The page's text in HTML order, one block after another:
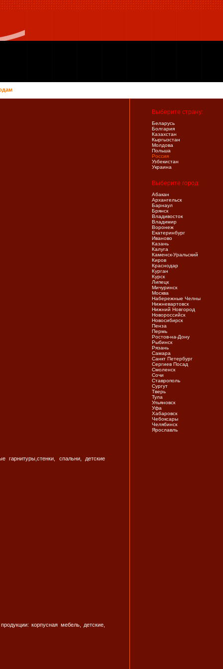
гарнитуры,стенки, спальни, детские
корпусная мебель, детские,
Выберите страну:
Беларусь
Болгария
Казахстан
Кыргызстан
Молдова
Польша
Россия
Узбекистан
Украина
Выберите город:
Абакан
Архангельск
Барнаул
Брянск
Владивосток
Владимир
Воронеж
Екатеринбург
Иваново
Казань
Калуга
Каменск-Уральский
Киров
Краснодар
Курган
Курск
Липецк
Мичуринск
Москва
Набережные Челны
Нижневартовск
Нижний Новгород
Новороссийск
Новосибирск
Пенза
Пермь
Ростов-на-Дону
Рыбинск
Рязань
Самара
Санкт Петербург
Сергиев Посад
Смоленск
Сочи
Ставрополь
Сургут
Тверь
Тула
Ульяновск
Уфа
Хабаровск
Чебоксары
Челябинск
Ярослaвль